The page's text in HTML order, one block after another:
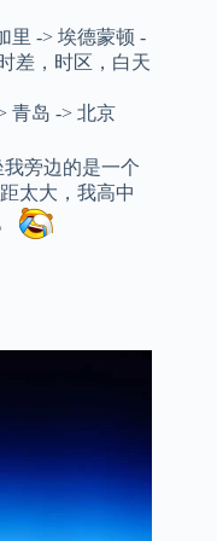
里 -> 埃德蒙顿 -
差，时区，白天
青岛 -> 北京
旁边的是一个
太大，我高中